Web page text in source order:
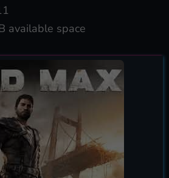
available space